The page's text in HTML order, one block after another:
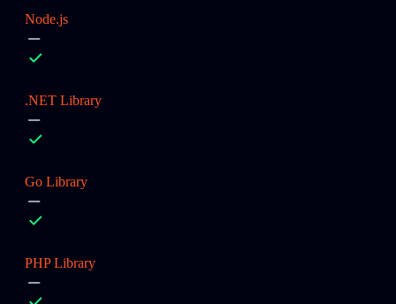
Node.js
.NET Library
Go Library
PHP Library